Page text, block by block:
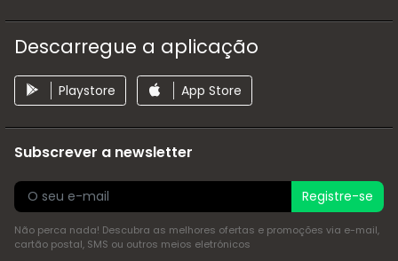
Descarregue a aplicação
Playstore App Store
Subscrever a newsletter
Registre-se
Não perca nada! Descubra as melhores ofertas e promoções via e-mail,
cartão postal, SMS ou outros meios eletrónicos